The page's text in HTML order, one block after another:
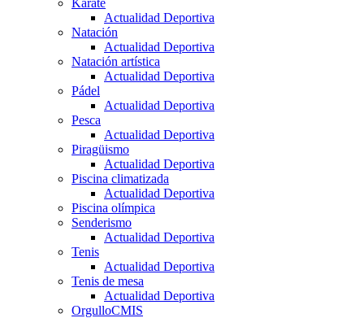
Kárate
Actualidad Deportiva
Natación
Actualidad Deportiva
Natación artística
Actualidad Deportiva
Pádel
Actualidad Deportiva
Pesca
Actualidad Deportiva
Piragüismo
Actualidad Deportiva
Piscina climatizada
Actualidad Deportiva
Piscina olímpica
Senderismo
Actualidad Deportiva
Tenis
Actualidad Deportiva
Tenis de mesa
Actualidad Deportiva
OrgulloCMIS